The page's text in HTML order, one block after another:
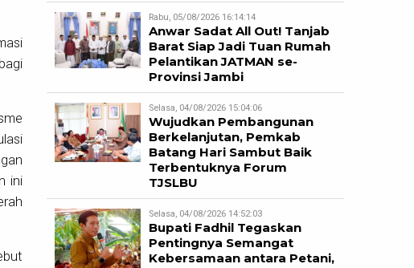
ini
Rabu, 05/08/2026 16:14:14
Anwar Sadat All Out! Tanjab
Barat Siap Jadi Tuan Rumah
Pelantikan JATMAN se-
Provinsi Jambi
Selasa, 04/08/2026 15:04:06
Wujudkan Pembangunan
Berkelanjutan, Pemkab
Batang Hari Sambut Baik
Terbentuknya Forum
TJSLBU
Selasa, 04/08/2026 14:52:03
Bupati Fadhil Tegaskan
Pentingnya Semangat
Kebersamaan antara Petani,